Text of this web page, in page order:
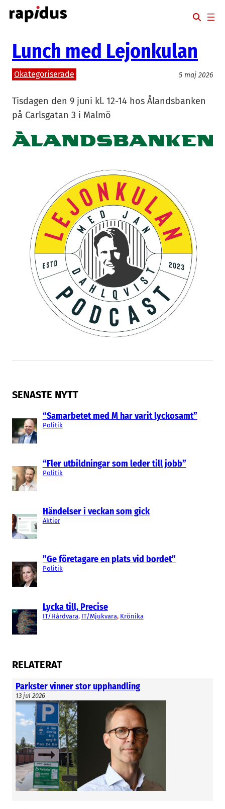
Hoppa
till
SENASTE NYTT
“Samarbetet med M har varit lyckosamt”
Politik
“Fler utbildningar som leder till jobb”
Politik
Händelser i veckan som gick
Aktier
”Ge företagare en plats vid bordet”
Politik
Lycka till, Precise
IT/Hårdvara, IT/Mjukvara, Krönika
Lunch med Lejonkulan
Okategoriserade 5 maj 2026
Tisdagen den 9 juni kl. 12-14 hos Ålandsbanken
på Carlsgatan 3 i Malmö
RELATERAT
Parkster vinner stor upphandling
13 jul 2026